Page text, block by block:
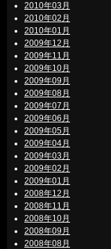
2010年03月
2010年02月
2010年01月
2009年12月
2009年11月
2009年10月
2009年09月
2009年08月
2009年07月
2009年06月
2009年05月
2009年04月
2009年03月
2009年02月
2009年01月
2008年12月
2008年11月
2008年10月
2008年09月
2008年08月